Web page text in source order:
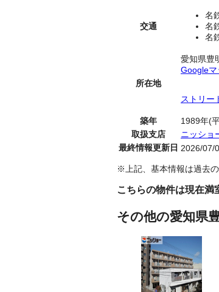
交通
名
名
名
所在地
愛知県豊
Googleマ
ストリー
築年
1989年(
取扱支店
ニッショ
最終情報更新日 2026/07/
※上記、基本情報は過去
こちらの物件は現在満
その他の愛知県